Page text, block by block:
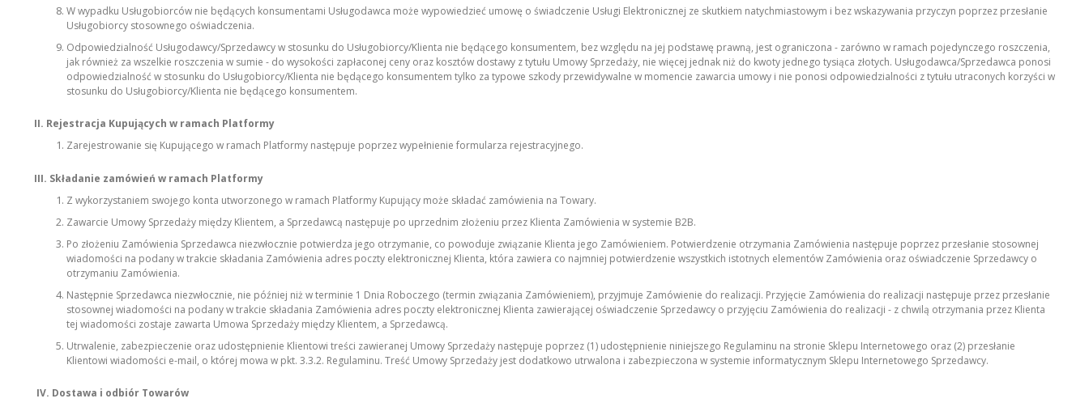
W wypadku Usługobiorców nie będących konsumentami Usługodawca może wypowiedzieć umowę o świadczenie Usługi Elektronicznej ze skutkiem natychmiastowym i bez wskazywania przyczyn poprzez przesłanie
Usługobiorcy stosownego oświadczenia.
Odpowiedzialność Usługodawcy/Sprzedawcy w stosunku do Usługobiorcy/Klienta nie będącego konsumentem, bez względu na jej podstawę prawną, jest ograniczona - zarówno w ramach pojedynczego roszczenia,
jak również za wszelkie roszczenia w sumie - do wysokości zapłaconej ceny oraz kosztów dostawy z tytułu Umowy Sprzedaży, nie więcej jednak niż do kwoty jednego tysiąca złotych. Usługodawca/Sprzedawca ponosi
odpowiedzialność w stosunku do Usługobiorcy/Klienta nie będącego konsumentem tylko za typowe szkody przewidywalne w momencie zawarcia umowy i nie ponosi odpowiedzialności z tytułu utraconych korzyści w
stosunku do Usługobiorcy/Klienta nie będącego konsumentem.
II. Rejestracja Kupujących w ramach Platformy
Zarejestrowanie się Kupującego w ramach Platformy następuje poprzez wypełnienie formularza rejestracyjnego.
III. Składanie zamówień w ramach Platformy
Z wykorzystaniem swojego konta utworzonego w ramach Platformy Kupujący może składać zamówienia na Towary.
Zawarcie Umowy Sprzedaży między Klientem, a Sprzedawcą następuje po uprzednim złożeniu przez Klienta Zamówienia w systemie B2B.
Po złożeniu Zamówienia Sprzedawca niezwłocznie potwierdza jego otrzymanie, co powoduje związanie Klienta jego Zamówieniem. Potwierdzenie otrzymania Zamówienia następuje poprzez przesłanie stosownej
wiadomości na podany w trakcie składania Zamówienia adres poczty elektronicznej Klienta, która zawiera co najmniej potwierdzenie wszystkich istotnych elementów Zamówienia oraz oświadczenie Sprzedawcy o
otrzymaniu Zamówienia.
Następnie Sprzedawca niezwłocznie, nie później niż w terminie 1 Dnia Roboczego (termin związania Zamówieniem), przyjmuje Zamówienie do realizacji. Przyjęcie Zamówienia do realizacji następuje przez przesłanie
stosownej wiadomości na podany w trakcie składania Zamówienia adres poczty elektronicznej Klienta zawierającej oświadczenie Sprzedawcy o przyjęciu Zamówienia do realizacji - z chwilą otrzymania przez Klienta
tej wiadomości zostaje zawarta Umowa Sprzedaży między Klientem, a Sprzedawcą.
Utrwalenie, zabezpieczenie oraz udostępnienie Klientowi treści zawieranej Umowy Sprzedaży następuje poprzez (1) udostępnienie niniejszego Regulaminu na stronie Sklepu Internetowego oraz (2) przesłanie
Klientowi wiadomości e-mail, o której mowa w pkt. 3.3.2. Regulaminu. Treść Umowy Sprzedaży jest dodatkowo utrwalona i zabezpieczona w systemie informatycznym Sklepu Internetowego Sprzedawcy.
IV. Dostawa i odbiór Towarów